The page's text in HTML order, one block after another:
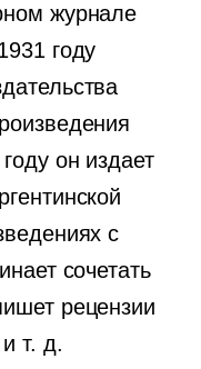
журнале
году
он издает
с
сочетать
рецензии
т. д.